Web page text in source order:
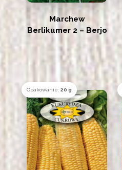
Marchew
Berlikumer 2 – Berjo
Opakowanie:20 g